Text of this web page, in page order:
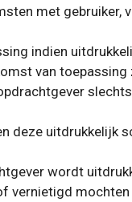
met gebruiker,
indien
van toepassing
deze uitdrukkelijk
wordt
vernietigd